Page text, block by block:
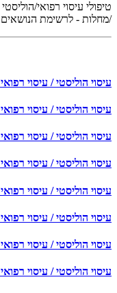
טיפולי עיסוי רפואי/
/מחלות - לרשימת הנושאים
עיסוי הוליסטי / עיסוי
עיסוי הוליסטי / עיסוי
עיסוי הוליסטי / עיסוי
עיסוי הוליסטי / עיסוי
עיסוי הוליסטי / עיסוי
עיסוי הוליסטי / עיסוי
עיסוי הוליסטי / עיסוי
עיסוי הוליסטי / עיסוי